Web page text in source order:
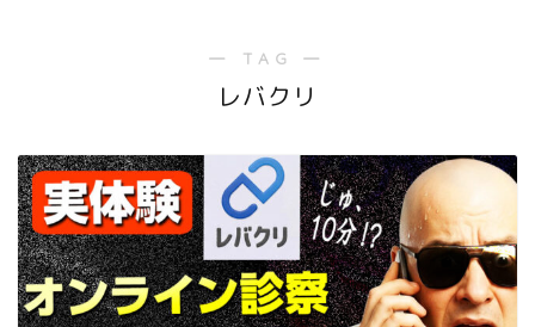
― TAG ―
レバクリ